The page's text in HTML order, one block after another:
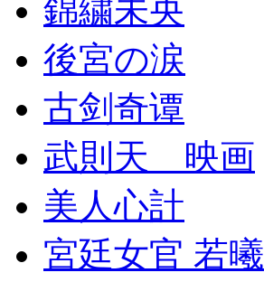
錦繍未央
後宮の涙
古剑奇谭
武則天 映画
美人心計
宮廷女官 若曦